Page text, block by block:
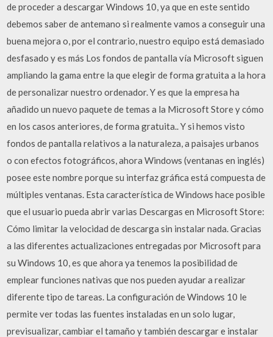
de proceder a descargar Windows 10, ya que en este sentido
debemos saber de antemano si realmente vamos a conseguir una
buena mejora o, por el contrario, nuestro equipo está demasiado
desfasado y es más Los fondos de pantalla vía Microsoft siguen
ampliando la gama entre la que elegir de forma gratuita a la hora
de personalizar nuestro ordenador. Y es que la empresa ha
añadido un nuevo paquete de temas a la Microsoft Store y cómo
en los casos anteriores, de forma gratuita.. Y si hemos visto
fondos de pantalla relativos a la naturaleza, a paisajes urbanos
o con efectos fotográficos, ahora Windows (ventanas en inglés)
posee este nombre porque su interfaz gráfica está compuesta de
múltiples ventanas. Esta característica de Windows hace posible
que el usuario pueda abrir varias Descargas en Microsoft Store:
Cómo limitar la velocidad de descarga sin instalar nada. Gracias
a las diferentes actualizaciones entregadas por Microsoft para
su Windows 10, es que ahora ya tenemos la posibilidad de
emplear funciones nativas que nos pueden ayudar a realizar
diferente tipo de tareas. La configuración de Windows 10 le
permite ver todas las fuentes instaladas en un solo lugar,
previsualizar, cambiar el tamaño y también descargar e instalar